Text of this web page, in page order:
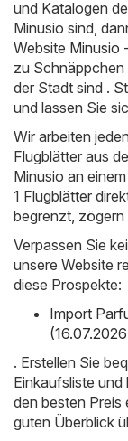
und Katalogen
Minusio sind,
Website Minusio
zu Schnäppchen
der Stadt sind .
und lassen Sie
Wir arbeiten
Flugblätter aus
Minusio an
1 Flugblätter
begrenzt, zögern
Verpassen Sie
unsere Website
diese Prospekte:
Import
. Erstellen Sie
Einkaufsliste
den besten Preis
guten Überblick